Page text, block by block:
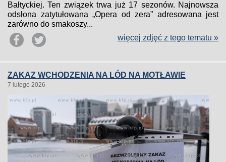
Bałtyckiej. Ten związek trwa już 17 sezonów. Najnowsza
odsłona zatytułowana „Opera od zera” adresowana jest
zarówno do smakoszy...
więcej zdjęć z tego tematu »
ZAKAZ WCHODZENIA NA LÓD NA MOTŁAWIE
7 lutego 2026